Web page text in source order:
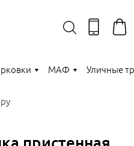
МАФ Уличные
пристенная